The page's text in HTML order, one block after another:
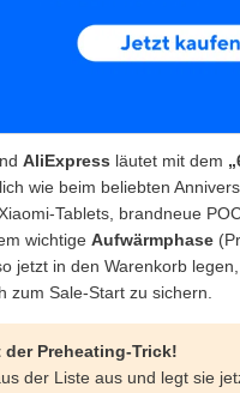
AliExpress läutet mit dem
wie beim beliebten
Tablets, brandneue
wichtige Aufwärmphase
jetzt in den Warenkorb
zum Sale-Start zu sichern.
Preheating-Trick!
der Liste aus und legt sie